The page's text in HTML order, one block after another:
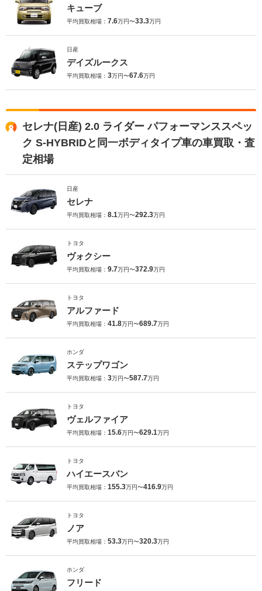
キューブ
平均買取相場： 7.6万円〜33.3万円
日産
デイズルークス
平均買取相場： 3万円〜67.6万円
セレナ(日産) 2.0 ライダー パフォーマンススペッ
ク S-HYBRIDと同一ボディタイプ車の車買取・査
定相場
日産
セレナ
平均買取相場： 8.1万円〜292.3万円
トヨタ
ヴォクシー
平均買取相場： 9.7万円〜372.9万円
トヨタ
アルファード
平均買取相場： 41.8万円〜689.7万円
ホンダ
ステップワゴン
平均買取相場： 3万円〜587.7万円
トヨタ
ヴェルファイア
平均買取相場： 15.6万円〜629.1万円
トヨタ
ハイエースバン
平均買取相場： 155.3万円〜416.9万円
トヨタ
ノア
平均買取相場： 53.3万円〜320.3万円
ホンダ
フリード